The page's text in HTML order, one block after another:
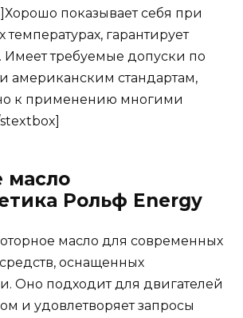
показывает себя при
температурах, гарантирует
Имеет требуемые допуски по
американским стандартам,
к применению многими
масло
Рольф Energy
масло для современных
оснащенных
Оно подходит для двигателей
и удовлетворяет запросы